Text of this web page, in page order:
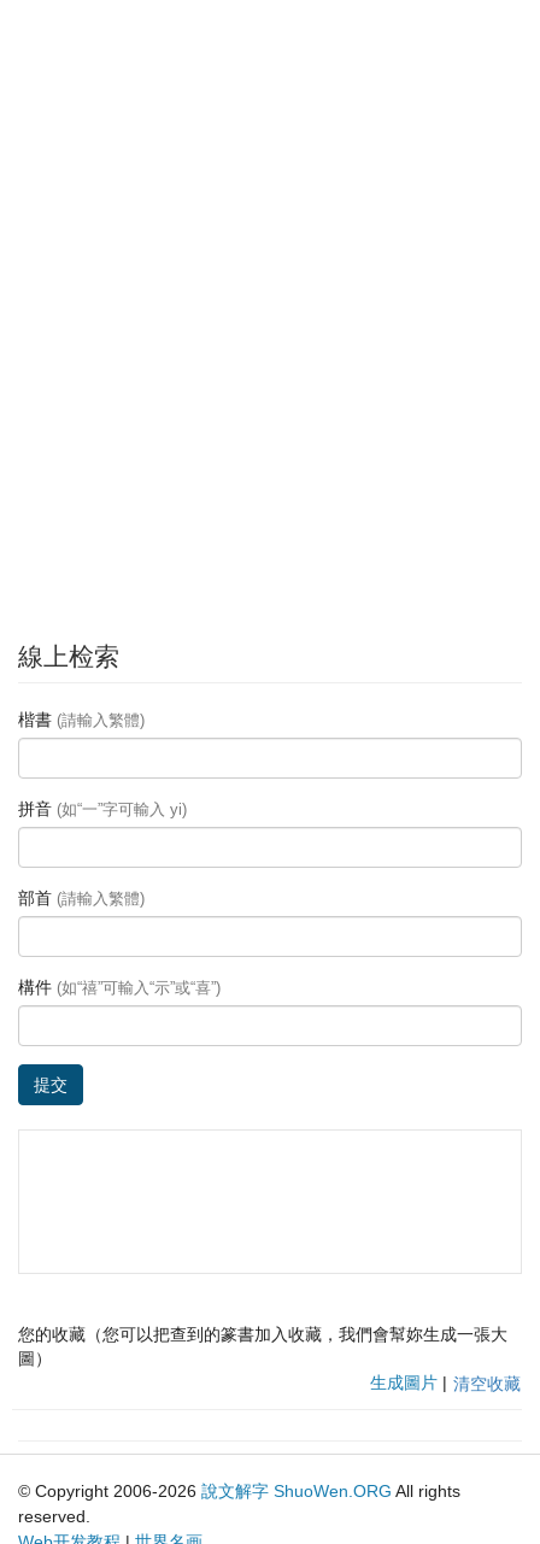
線上检索
楷書 (請輸入繁體)
拼音 (如“一”字可輸入 yi)
部首 (請輸入繁體)
構件 (如“禧”可輸入“示”或“喜”)
提交
您的收藏（您可以把查到的篆書加入收藏，我們會幫妳生成一張大
圖）
生成圖片 | 清空收藏
© Copyright 2006-2026 說文解字 ShuoWen.ORG All rights
reserved.